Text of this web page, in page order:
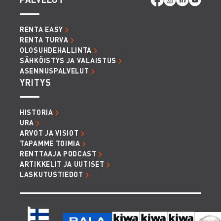
Hitsauslaitteet
vesi-imurit, puruimurit, keskuspölynimurit,
painepesurit, hinattavat kuumavesipesurit
Pölynhallintakalusto:
alipaineistajat, paineentasaimet,
kohdepoistolaitteet
Nosto ja siirtokalusto:
ketjut ja vaijerinostimet, tunkit, roskakuilut,
nostoastiat ja nostoapuvälineet
Maantiivistäjät ja
RENTA EASY
RENTA TURVA
OLOSUHDEHALLINTA
SÄHKÖISTYS JA VALAISTUS
ASENNUSPALVELUT
YRITYS
HISTORIA
URA
ARVOT JA VISIOT
TAPAMME TOIMIA
RENTTAAJA PODCAST
ARTIKKELIT JA UUTISET
LASKUTUSTIEDOT